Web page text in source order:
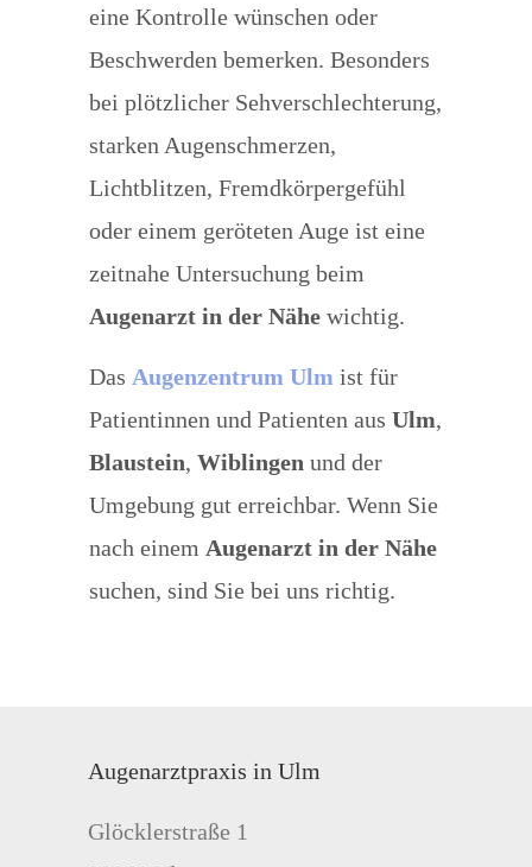
eine Kontrolle wünschen oder
Beschwerden bemerken. Besonders
bei plötzlicher Sehverschlechterung,
starken Augenschmerzen,
Lichtblitzen, Fremdkörpergefühl
oder einem geröteten Auge ist eine
zeitnahe Untersuchung beim
Augenarzt in der Nähewichtig.
Das Augenzentrum Ulm ist für
Patientinnen und Patienten aus Ulm,
Blaustein, Wiblingen und der
Umgebung gut erreichbar. Wenn Sie
nach einem Augenarzt in der Nähe
suchen, sind Sie bei uns richtig.
Augenarztpraxis in Ulm
Glöcklerstraße 1